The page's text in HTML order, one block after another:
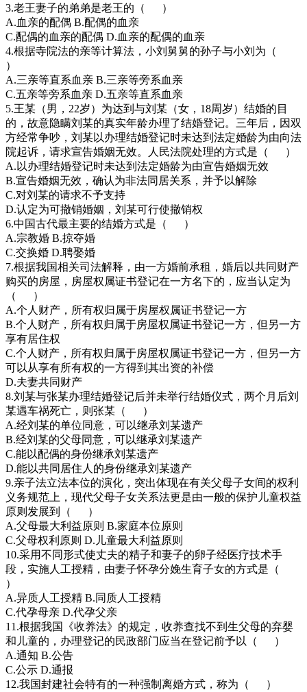
3.老王妻子的弟弟是老王的（ ）
A.血亲的配偶 B.配偶的血亲
C.配偶的血亲的配偶 D.血亲的配偶的血亲
4.根据寺院法的亲等计算法，小刘舅舅的孙子与小刘为（
）
A.三亲等直系血亲 B.三亲等旁系血亲
C.五亲等旁系血亲 D.五亲等直系血亲
5.王某（男，22岁）为达到与刘某（女，18周岁）结婚的目
的，故意隐瞒刘某的真实年龄办理了结婚登记。三年后，因双
方经常争吵，刘某以办理结婚登记时未达到法定婚龄为由向法
院起诉，请求宣告婚姻无效。人民法院处理的方式是（ ）
A.以办理结婚登记时未达到法定婚龄为由宣告婚姻无效
B.宣告婚姻无效，确认为非法同居关系，并予以解除
C.对刘某的请求不予支持
D.认定为可撤销婚姻，刘某可行使撤销权
6.中国古代最主要的结婚方式是（ ）
A.宗教婚 B.掠夺婚
C.交换婚 D.聘娶婚
7.根据我国相关司法解释，由一方婚前承租，婚后以共同财产
购买的房屋，房屋权属证书登记在一方名下的，应当认定为
（ ）
A.个人财产，所有权归属于房屋权属证书登记一方
B.个人财产，所有权归属于房屋权属证书登记一方，但另一方
享有居住权
C.个人财产，所有权归属于房屋权属证书登记一方，但另一方
可以从享有所有权的一方得到其出资的补偿
D.夫妻共同财产
8.刘某与张某办理结婚登记后并未举行结婚仪式，两个月后刘
某遇车祸死亡，则张某（ ）
A.经刘某的单位同意，可以继承刘某遗产
B.经刘某的父母同意，可以继承刘某遗产
C.能以配偶的身份继承刘某遗产
D.能以共同居住人的身份继承刘某遗产
9.亲子法立法本位的演化，突出体现在有关父母子女间的权利
义务规范上，现代父母子女关系法更是由一般的保护儿童权益
原则发展到（ ）
A.父母最大利益原则 B.家庭本位原则
C.父母权利原则 D.儿童最大利益原则
10.采用不同形式使丈夫的精子和妻子的卵子经医疗技术手
段，实施人工授精，由妻子怀孕分娩生育子女的方式是（
）
A.异质人工授精 B.同质人工授精
C.代孕母亲 D.代孕父亲
11.根据我国《收养法》的规定，收养查找不到生父母的弃婴
和儿童的，办理登记的民政部门应当在登记前予以（ ）
A.通知 B.公告
C.公示 D.通报
12.我国封建社会特有的一种强制离婚方式，称为（ ）